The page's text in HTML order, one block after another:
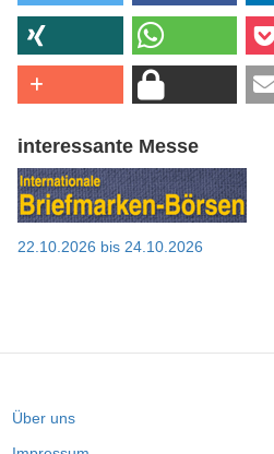
interessante Messe
22.10.2026 bis 24.10.2026
Über uns